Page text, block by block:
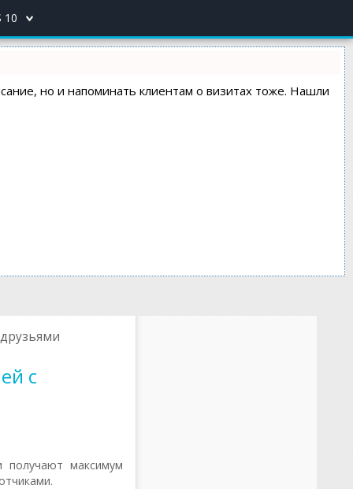
10
но и напоминать клиентам о визитах тоже. Нашли
с
получают максимум